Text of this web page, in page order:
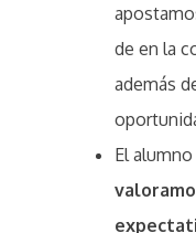
de en la
además
El